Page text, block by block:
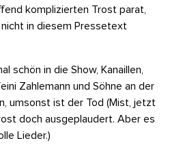
komplizierten Trost parat,
in diesem Pressetext
schön in die Show, Kanaillen,
Zahlemann und Söhne an der
umsonst ist der Tod (Mist, jetzt
doch ausgeplaudert. Aber es
Lieder.)